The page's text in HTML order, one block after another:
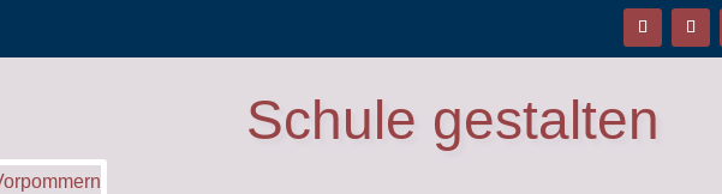
Schule gestalten